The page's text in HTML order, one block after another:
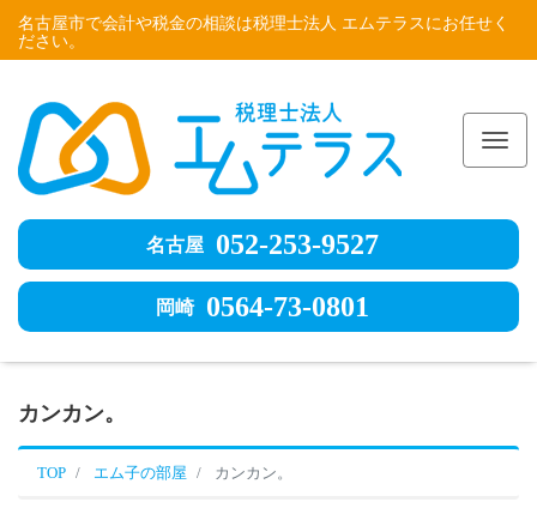
名古屋市で会計や税金の相談は税理士法人 エムテラスにお任せく
ださい。
名古屋 052-253-9527
岡崎 0564-73-0801
カンカン。
TOP エム子の部屋 カンカン。